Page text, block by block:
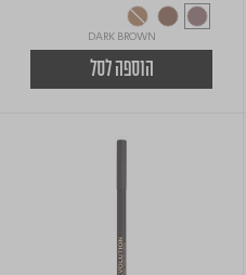
DARK BROWN
הוספה לסל